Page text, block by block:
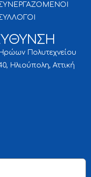
Πολυτεχνείου
Ηλιούπολη, Αττική